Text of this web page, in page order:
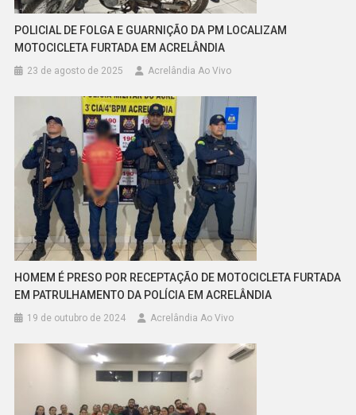
POLICIAL DE FOLGA E GUARNIÇÃO DA PM LOCALIZAM
MOTOCICLETA FURTADA EM ACRELÂNDIA
23 de agosto de 2025 Acrelândia Ao Vivo
HOMEM É PRESO POR RECEPTAÇÃO DE MOTOCICLETA FURTADA
EM PATRULHAMENTO DA POLÍCIA EM ACRELÂNDIA
19 de outubro de 2024 Acrelândia Ao Vivo